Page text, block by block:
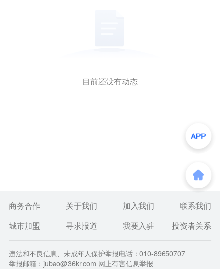
目前还没有动态
商务合作 关于我们 加入我们
联系我们
城市加盟
寻求报道 我要入驻 投资者关系
违法和不良信息、未成年人保护举报电话：010-89650707
举报邮箱：jubao@36kr.com 网上有害信息举报